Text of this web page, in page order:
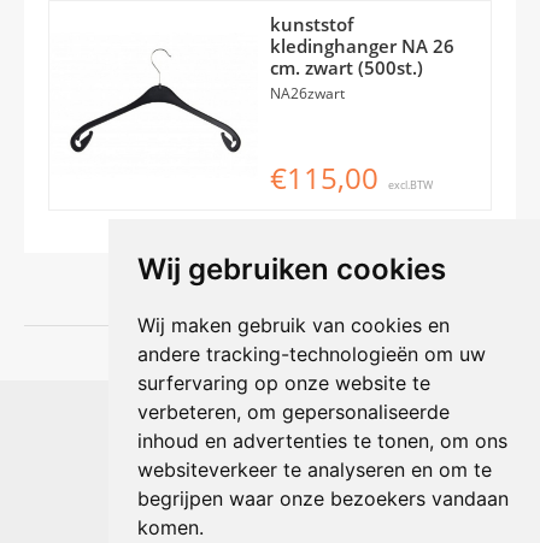
Wij gebruiken cookies
Wij maken gebruik van cookies en
andere tracking-technologieën om uw
surfervaring op onze website te
verbeteren, om gepersonaliseerde
inhoud en advertenties te tonen, om ons
websiteverkeer te analyseren en om te
begrijpen waar onze bezoekers vandaan
komen.
kunststof
kledinghanger NA 26
cm. zwart (500st.)
NA26zwart
€115,00 excl.BTW
Shophouse online
Max Planckstraat 4
6716 BE Ede, Nederland
Telefoon:+31(0)318 618 121
E-mail: info@shophouse.nl
Geopend: ma t/m vr 09:00-17:00 uur